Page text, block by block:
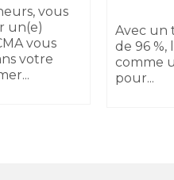
vous
un(e)
vous
votre
Avec un
de 96 %,
comme
pour...